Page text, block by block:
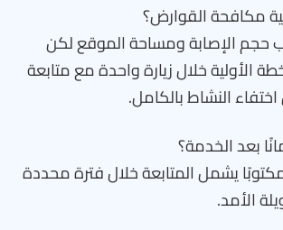
مكافحة القوارض؟
حجم الإصابة ومساحة الموقع لكن
الأولية خلال زيارة واحدة مع متابعة
النشاط بالكامل.
بعد الخدمة؟
يشمل المتابعة خلال فترة محددة
الأمد.